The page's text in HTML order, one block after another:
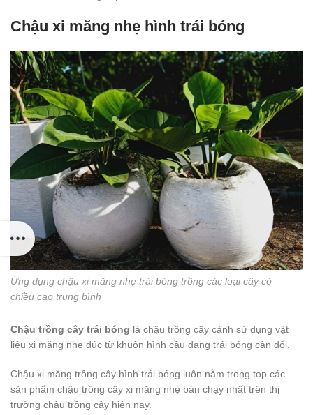
Chậu xi măng nhẹ hình trái bóng
Ứng dụng chậu xi măng nhẹ trái bóng trồng các loại cây có
chiều cao trung bình
Chậu trồng cây trái bóng là chậu trồng cây cảnh sử dụng vật
liệu xi măng nhẹ đúc từ khuôn hình cầu dạng trái bóng cân đối.
Chậu xi măng trồng cây hình trái bóng luôn nằm trong top các
sản phẩm chậu trồng cây xi măng nhẹ bán chạy nhất trên thị
trường chậu trồng cây hiện nay.